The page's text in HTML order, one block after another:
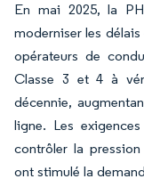
En mai 2025, la
moderniser les
opérateurs de
Classe 3 et 4 à
décennie,
ligne. Les
contrôler la
ont stimulé la